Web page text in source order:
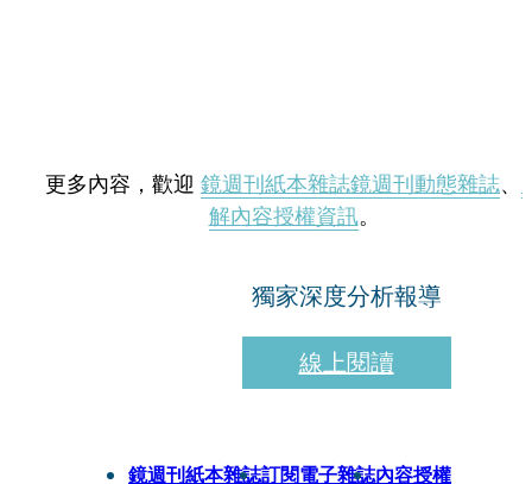
更多內容，歡迎 鏡週刊紙本雜誌鏡週刊動態雜誌、
解內容授權資訊。
獨家深度分析報導
線上閱讀
鏡週刊紙本雜誌訂閱電子雜誌內容授權